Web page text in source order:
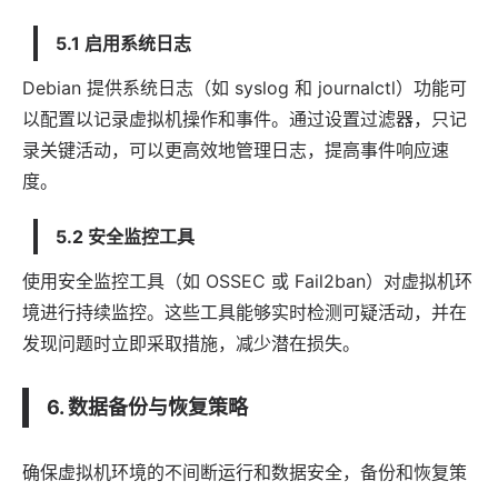
5.1 启用系统日志
Debian 提供系统日志（如 syslog 和 journalctl）功能可
以配置以记录虚拟机操作和事件。通过设置过滤器，只记
录关键活动，可以更高效地管理日志，提高事件响应速
度。
5.2 安全监控工具
使用安全监控工具（如 OSSEC 或 Fail2ban）对虚拟机环
境进行持续监控。这些工具能够实时检测可疑活动，并在
发现问题时立即采取措施，减少潜在损失。
6. 数据备份与恢复策略
确保虚拟机环境的不间断运行和数据安全，备份和恢复策